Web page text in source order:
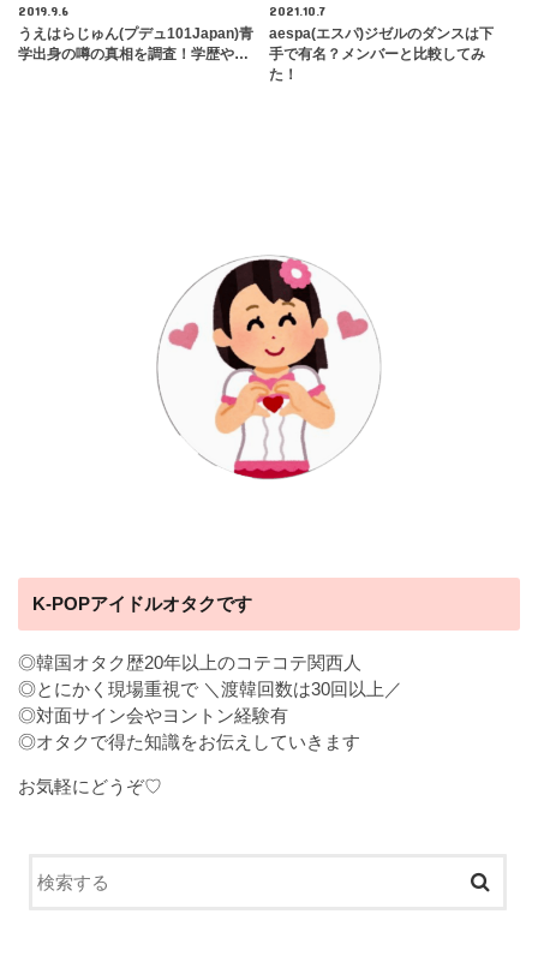
2019.9.6
うえはらじゅん(プデュ101Japan)青
学出身の噂の真相を調査！学歴や…
2021.10.7
aespa(エスパ)ジゼルのダンスは下
手で有名？メンバーと比較してみ
た！
K-POPアイドルオタクです
◎韓国オタク歴20年以上のコテコテ関西人
◎とにかく現場重視で ＼渡韓回数は30回以上／
◎対面サイン会やヨントン経験有
◎オタクで得た知識をお伝えしていきます
お気軽にどうぞ♡